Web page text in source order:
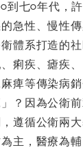
到七○年代，
急性、慢性傳
體系打造的
痢疾、瘧疾
痺等傳染病
？因為公衛
遵循公衛兩大
主，醫療為